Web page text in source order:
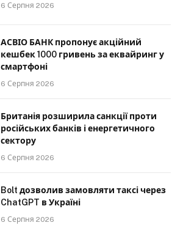
6 Серпня 2026
АСВІО БАНК пропонує акційний
кешбек 1000 гривень за еквайринг у
смартфоні
6 Серпня 2026
Британія розширила санкції проти
російських банків і енергетичного
сектору
6 Серпня 2026
Bolt дозволив замовляти таксі через
ChatGPT в Україні
6 Серпня 2026